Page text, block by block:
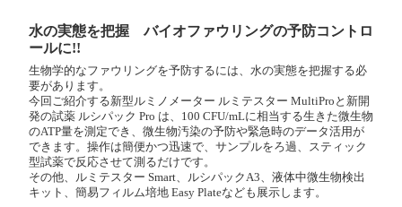
水の実態を把握 バイオファウリングの予防コントロ
ールに!!
生物学的なファウリングを予防するには、水の実態を把握する必
要があります。
今回ご紹介する新型ルミノメーター ルミテスター MultiProと新開
発の試薬 ルシパック Pro は、100 CFU/mLに相当する生きた微生物
のATP量を測定でき、微生物汚染の予防や緊急時のデータ活用が
できます。操作は簡便かつ迅速で、サンプルをろ過、スティック
型試薬で反応させて測るだけです。
その他、ルミテスター Smart、ルシパックA3、液体中微生物検出
キット、簡易フィルム培地 Easy Plateなども展示します。